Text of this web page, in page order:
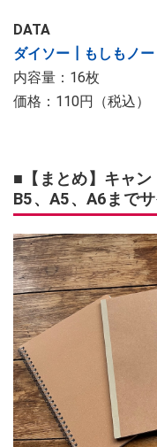
DATA
ダイソー┃もしもノー
内容量：16枚
価格：110円（税込）
■【まとめ】キャン
B5、A5、A6まで